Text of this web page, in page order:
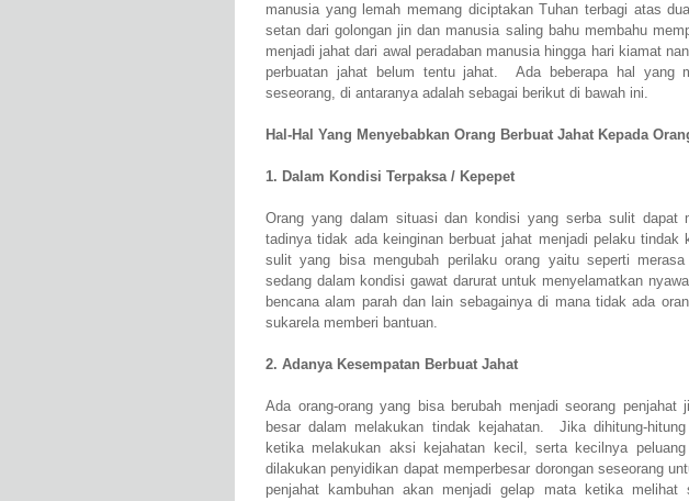
manusia yang lemah memang diciptakan Tuhan terbagi atas
setan dari golongan jin dan manusia saling bahu membahu
menjadi jahat dari awal peradaban manusia hingga hari kiamat
perbuatan jahat belum tentu jahat. Ada beberapa hal yang
seseorang, di antaranya adalah sebagai berikut di bawah ini.
Hal-Hal Yang Menyebabkan Orang Berbuat Jahat Kepada
1. Dalam Kondisi Terpaksa / Kepepet
Orang yang dalam situasi dan kondisi yang serba sulit dapat
tadinya tidak ada keinginan berbuat jahat menjadi pelaku
sulit yang bisa mengubah perilaku orang yaitu seperti
sedang dalam kondisi gawat darurat untuk menyelamatkan
bencana alam parah dan lain sebagainya di mana tidak ada
sukarela memberi bantuan.
2. Adanya Kesempatan Berbuat Jahat
Ada orang-orang yang bisa berubah menjadi seorang penjahat
besar dalam melakukan tindak kejahatan. Jika dihitung-
ketika melakukan aksi kejahatan kecil, serta kecilnya
dilakukan penyidikan dapat memperbesar dorongan seseorang
penjahat kambuhan akan menjadi gelap mata ketika melihat